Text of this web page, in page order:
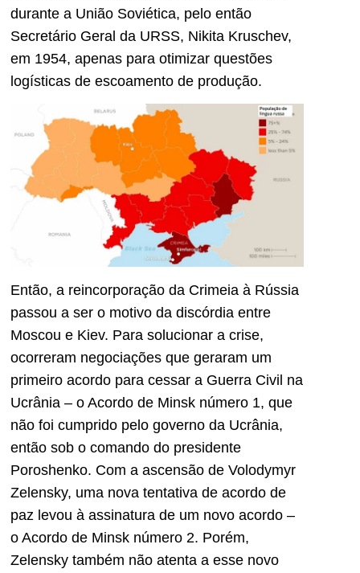
durante a União Soviética, pelo então
Secretário Geral da URSS, Nikita Kruschev,
em 1954, apenas para otimizar questões
logísticas de escoamento de produção.
Então, a reincorporação da Crimeia à Rússia
passou a ser o motivo da discórdia entre
Moscou e Kiev. Para solucionar a crise,
ocorreram negociações que geraram um
primeiro acordo para cessar a Guerra Civil na
Ucrânia – o Acordo de Minsk número 1, que
não foi cumprido pelo governo da Ucrânia,
então sob o comando do presidente
Poroshenko. Com a ascensão de Volodymyr
Zelensky, uma nova tentativa de acordo de
paz levou à assinatura de um novo acordo –
o Acordo de Minsk número 2. Porém,
Zelensky também não atenta a esse novo